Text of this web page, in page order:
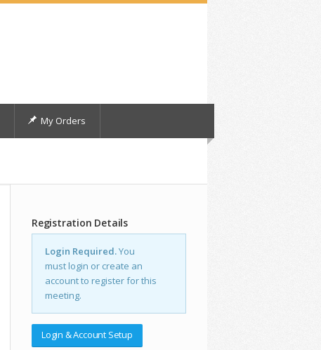
My Orders
Registration Details
Login Required.You
must login or create an
account to register for this
meeting.
Login & Account Setup